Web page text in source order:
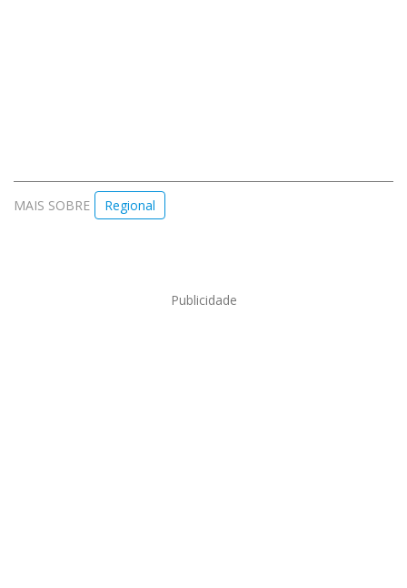
MAIS SOBRE Regional
Publicidade